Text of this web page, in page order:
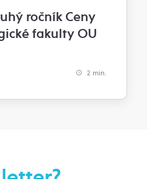
ročník Ceny
fakulty OU
2 min.